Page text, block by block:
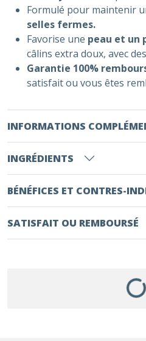
Formulé pour maintenir
selles fermes.
Favorise une peau et un
câlins extra doux, avec
Garantie 100%
satisfait ou vous êtes
INFORMATIONS
INGRÉDIENTS
BÉNÉFICES ET CONTRES-
SATISFAIT OU REMBOURSÉ